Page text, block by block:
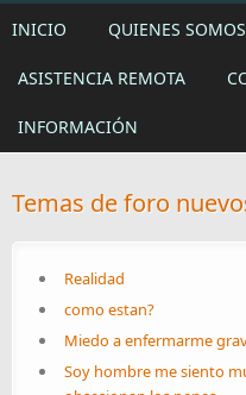
INICIO QUIENES SOMOS
ASISTENCIA REMOTA
INFORMACIÓN
Temas de foro
Realidad
como estan?
Miedo a enfermarme
Soy hombre me siento